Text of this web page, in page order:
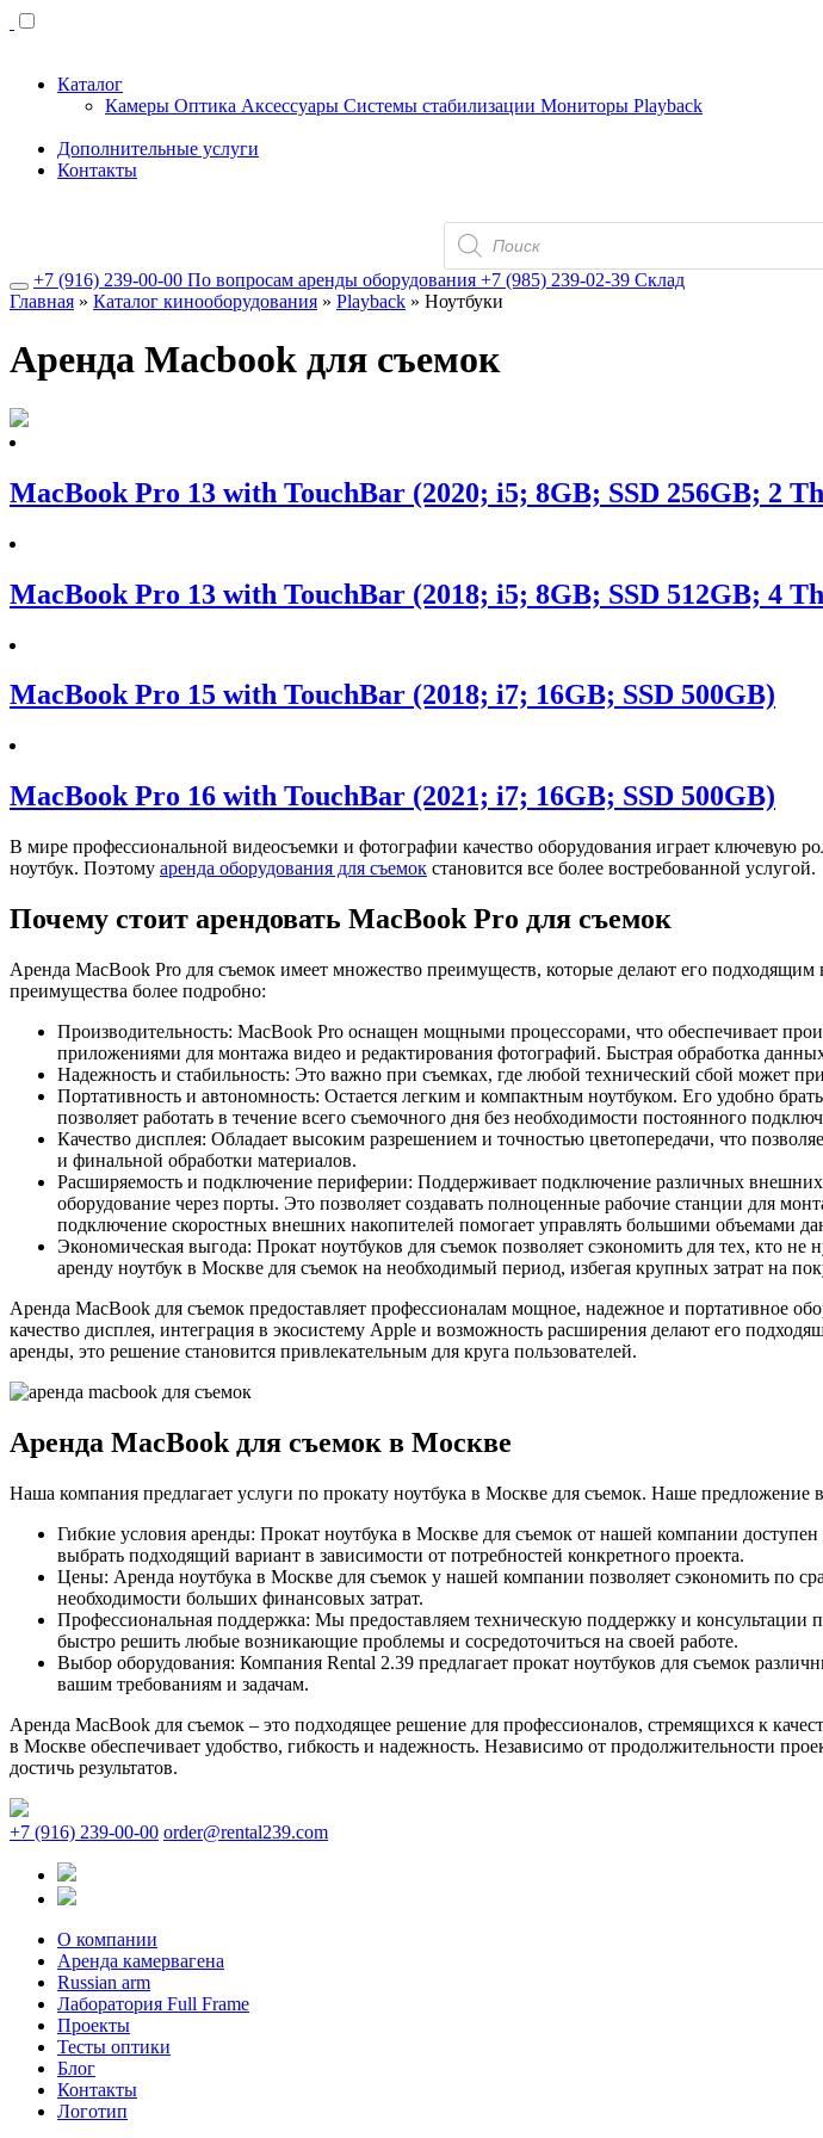
Каталог
Камеры Оптика Аксессуары Системы стабилизации Мониторы Playback
Дополнительные услуги
Контакты
Поиск
товаров
+7 (916) 239-00-00 По вопросам аренды оборудования +7 (985) 239-02-39 Склад
Главная » Каталог кинооборудования » Playback » Ноутбуки
Аренда Macbook для съемок
MacBook Pro 13 with TouchBar (2020; i5; 8GB; SSD 256GB; 2
MacBook Pro 13 with TouchBar (2018; i5; 8GB; SSD 512GB; 4
MacBook Pro 15 with TouchBar (2018; i7; 16GB; SSD 500GB)
MacBook Pro 16 with TouchBar (2021; i7; 16GB; SSD 500GB)
В мире профессиональной видеосъемки и фотографии качество оборудования играет ключевую
ноутбук. Поэтому аренда оборудования для съемок становится все более востребованной услугой.
Почему стоит арендовать MacBook Pro для съемок
Аренда MacBook Pro для съемок имеет множество преимуществ, которые делают его
преимущества более подробно:
Производительность: MacBook Pro оснащен мощными процессорами, что обеспечивает
приложениями для монтажа видео и редактирования фотографий. Быстрая обработка
Надежность и стабильность: Это важно при съемках, где любой технический сбой может
Портативность и автономность: Остается легким и компактным ноутбуком. Его удобно
позволяет работать в течение всего съемочного дня без необходимости постоянного
Качество дисплея: Обладает высоким разрешением и точностью цветопередачи, что
и финальной обработки материалов.
Расширяемость и подключение периферии: Поддерживает подключение различных
оборудование через порты. Это позволяет создавать полноценные рабочие станции для
подключение скоростных внешних накопителей помогает управлять большими объемами
Экономическая выгода: Прокат ноутбуков для съемок позволяет сэкономить для тех, кто
аренду ноутбук в Москве для съемок на необходимый период, избегая крупных затрат на
Аренда MacBook для съемок предоставляет профессионалам мощное, надежное и портативное
качество дисплея, интеграция в экосистему Apple и возможность расширения делают его
аренды, это решение становится привлекательным для круга пользователей.
Аренда MacBook для съемок в Москве
Наша компания предлагает услуги по прокату ноутбука в Москве для съемок. Наше
Гибкие условия аренды: Прокат ноутбука в Москве для съемок от нашей компании
выбрать подходящий вариант в зависимости от потребностей конкретного проекта.
Цены: Аренда ноутбука в Москве для съемок у нашей компании позволяет сэкономить по
необходимости больших финансовых затрат.
Профессиональная поддержка: Мы предоставляем техническую поддержку и консультации
быстро решить любые возникающие проблемы и сосредоточиться на своей работе.
Выбор оборудования: Компания Rental 2.39 предлагает прокат ноутбуков для съемок
вашим требованиям и задачам.
Аренда MacBook для съемок – это подходящее решение для профессионалов, стремящихся к
в Москве обеспечивает удобство, гибкость и надежность. Независимо от продолжительности
достичь результатов.
+7 (916) 239-00-00 order@rental239.com
О компании
Аренда камервагена
Russian arm
Лаборатория Full Frame
Проекты
Тесты оптики
Блог
Контакты
Логотип